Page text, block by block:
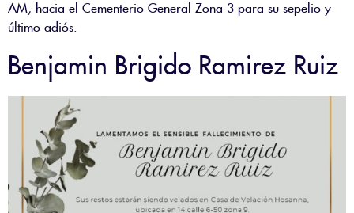
AM, hacia el Cementerio General Zona 3 para su sepelio y
último adiós.
Benjamin Brigido Ramirez Ruiz